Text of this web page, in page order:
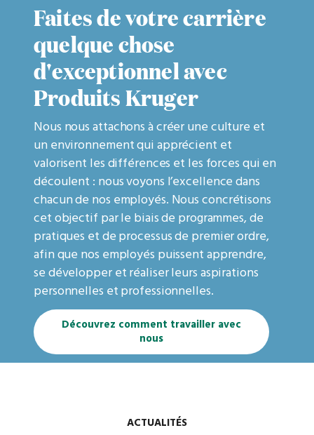
Faites de votre carrière
quelque chose
d'exceptionnel avec
Produits Kruger
Nous nous attachons à créer une culture et
un environnement qui apprécient et
valorisent les différences et les forces qui en
découlent : nous voyons l’excellence dans
chacun de nos employés. Nous concrétisons
cet objectif par le biais de programmes, de
pratiques et de processus de premier ordre,
afin que nos employés puissent apprendre,
se développer et réaliser leurs aspirations
personnelles et professionnelles.
Découvrez comment travailler avec
nous
ACTUALITÉS